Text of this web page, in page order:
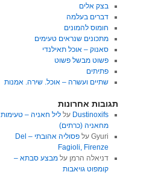
בצק אלים
דברים בעלמה
חומוס להמונים
מתכונים שנראים טעימים
סאנוק – אוכל תאילנדי
פשוט מבשל פשוט
פתיתים
שתיים ועשרה – אוכל. שירה. אמנות
תגובות אחרונות
Dustinoxifs על ליל חאניה – טעימות
מחאניה (כרתים)
Gyuriעל
פסוליה אהובתי – Del
Fagioli, Firenze
דניאלה הרמן על מבצע סבתא –
קומפוט גויאבות